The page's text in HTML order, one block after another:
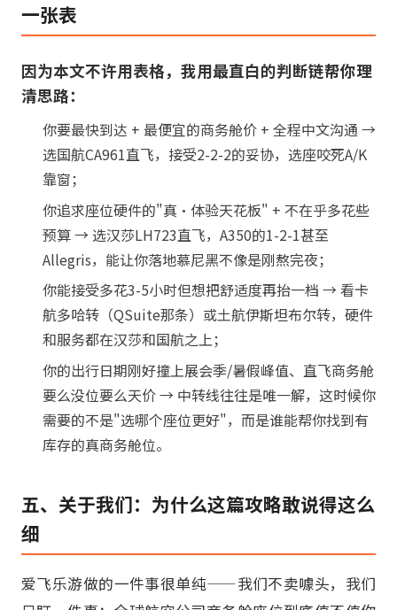
一张表
因为本文不许用表格，我用最直白的判断链帮你理
清思路：
你要最快到达 + 最便宜的商务舱价 + 全程中文沟通 →
选国航CA961直飞，接受2-2-2的妥协，选座咬死A/K
靠窗；
你追求座位硬件的"真·体验天花板" + 不在乎多花些
预算 → 选汉莎LH723直飞，A350的1-2-1甚至
Allegris，能让你落地慕尼黑不像是刚熬完夜；
你能接受多花3-5小时但想把舒适度再抬一档 → 看卡
航多哈转（QSuite那条）或土航伊斯坦布尔转，硬件
和服务都在汉莎和国航之上；
你的出行日期刚好撞上展会季/暑假峰值、直飞商务舱
要么没位要么天价 → 中转线往往是唯一解，这时候你
需要的不是"选哪个座位更好"，而是谁能帮你找到有
库存的真商务舱位。
五、关于我们：为什么这篇攻略敢说得这么
细
爱飞乐游做的一件事很单纯——我们不卖噱头，我们